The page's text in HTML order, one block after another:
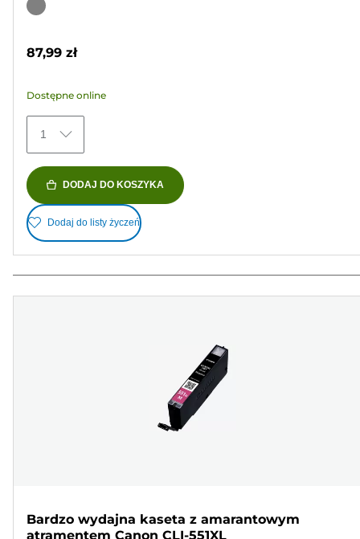
na
67
Wkład
87,99 zł
Dostępne online
1
DODAJ DO KOSZYKA
Dodaj do listy życzeń
Bardzo wydajna kaseta z amarantowym
atramentem Canon CLI-551XL